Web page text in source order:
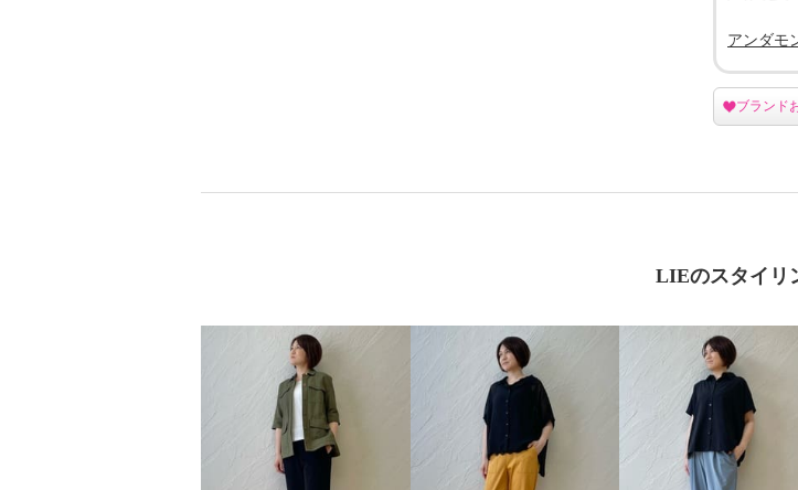
アンダモ
ブランド
LIEのスタイリ